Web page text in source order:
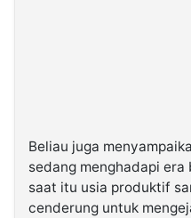
Beliau juga
sedang menghadapi
saat itu usia produktif
cenderung untuk